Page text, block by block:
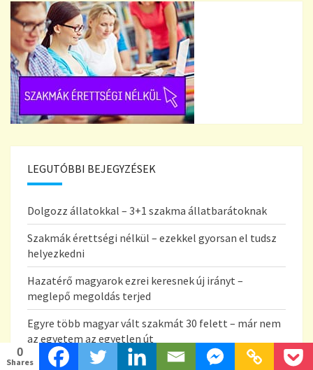
0
Shares
LEGUTÓBBI BEJEGYZÉSEK
Dolgozz állatokkal – 3+1 szakma állatbarátoknak
Szakmák érettségi nélkül – ezekkel gyorsan el tudsz
helyezkedni
Hazatérő magyarok ezrei keresnek új irányt –
meglepő megoldás terjed
Egyre több magyar vált szakmát 30 felett – már nem
az egyetem az egyetlen út
Most dől el, merre indulsz – több mint 15 millió